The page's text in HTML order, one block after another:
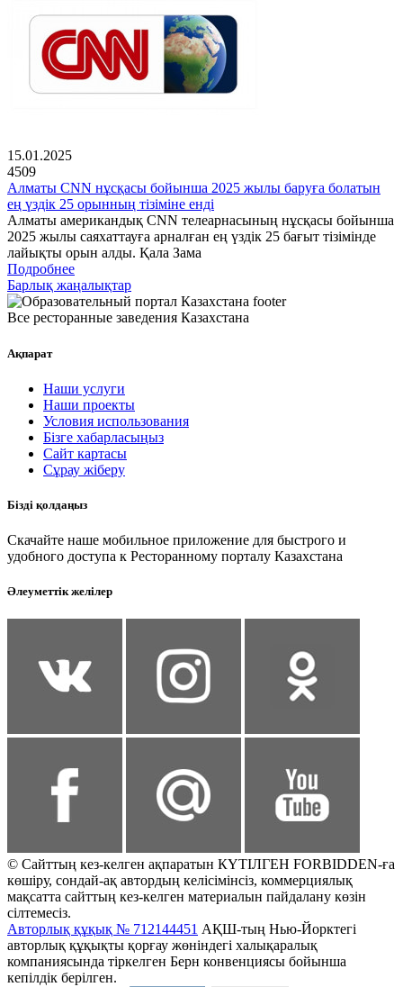
15.01.2025
4509
Алматы CNN нұсқасы бойынша 2025 жылы баруға болатын
ең үздік 25 орынның тізіміне енді
Алматы американдық CNN телеарнасының нұсқасы бойынша
2025 жылы саяхаттауға арналған ең үздік 25 бағыт тізімінде
лайықты орын алды. Қала Зама
Подробнее
Барлық жаңалықтар
Все ресторанные заведения Казахстана
Ақпарат
Наши услуги
Наши проекты
Условия использования
Бізге хабарласыңыз
Сайт картасы
Сұрау жіберу
Бізді қолдаңыз
Скачайте наше мобильное приложение для быстрого и
удобного доступа к Ресторанному порталу Казахстана
Әлеуметтік желілер
© Сайттың кез-келген ақпаратын КҮТІЛГЕН FORBIDDEN-ға
көшіру, сондай-ақ автордың келісімінсіз, коммерциялық
мақсатта сайттың кез-келген материалын пайдалану көзін
сілтемесіз.
Авторлық құқық № 712144451 АҚШ-тың Нью-Йорктегі
авторлық құқықты қорғау жөніндегі халықаралық
компаниясында тіркелген Берн конвенциясы бойынша
кепілдік берілген.